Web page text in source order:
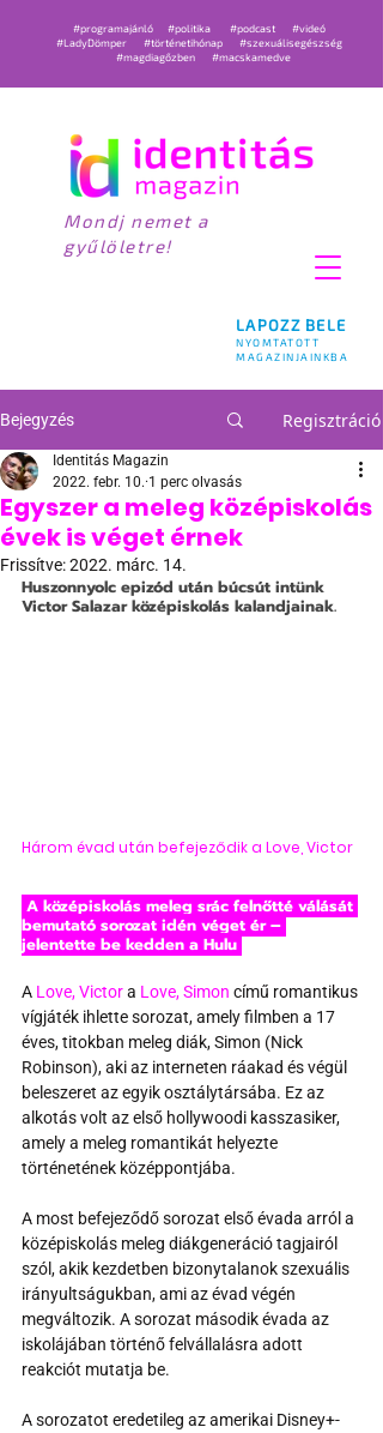
LAPOZZ BELE
NYOMTATOTT
MAGAZINJAINKBA
#programajánló #politika #podcast
#videó
#LadyDömper
#történetihónap
#szexuálisegészség
#magdiagőzben
#macskamedve
Mondj nemet a
gyűlöletre!
Bejegyzés Regisztráció
Egyszer a meleg középiskolás
évek is véget érnek
Identitás Magazin
2022. febr. 10. 1 perc olvasás
Frissítve:2022. márc. 14.
Huszonnyolc epizód után búcsút intünk
Victor Salazar középiskolás kalandjainak.
Három évad után befejeződik a Love, Victor
bemutató sorozat idén véget ér –
jelentette be kedden a Hulu
A Love, Victor a Love, Simon című romantikus
vígjáték ihlette sorozat, amely filmben a 17
éves, titokban meleg diák, Simon (Nick
Robinson), aki az interneten ráakad és végül
beleszeret az egyik osztálytársába. Ez az
alkotás volt az első hollywoodi kasszasiker,
amely a meleg romantikát helyezte
történetének középpontjába.
A most befejeződő sorozat első évada arról a
középiskolás meleg diákgeneráció tagjairól
szól, akik kezdetben bizonytalanok szexuális
irányultságukban, ami az évad végén
megváltozik. A sorozat második évada az
iskolájában történő felvállalásra adott
reakciót mutatja be.
A sorozatot eredetileg az amerikai Disney+-